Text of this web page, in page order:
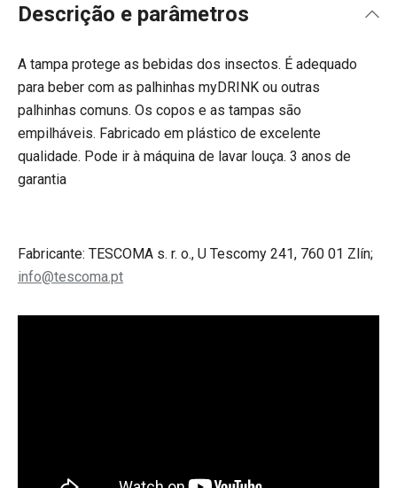
Descrição e parâmetros
A tampa protege as bebidas dos insectos. É adequado
para beber com as palhinhas myDRINK ou outras
palhinhas comuns. Os copos e as tampas são
empilháveis. Fabricado em plástico de excelente
qualidade. Pode ir à máquina de lavar louça. 3 anos de
garantia
Fabricante: TESCOMA s. r. o., U Tescomy 241, 760 01 Zlín;
info@tescoma.pt